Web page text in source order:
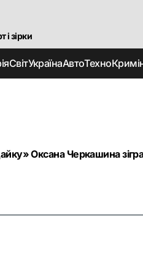
і зірки
СвітУкраїнаАвтоТехно
Оксана Черкашина